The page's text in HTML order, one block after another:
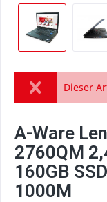
Dieser
A-Ware
2760QM
160GB
1000M